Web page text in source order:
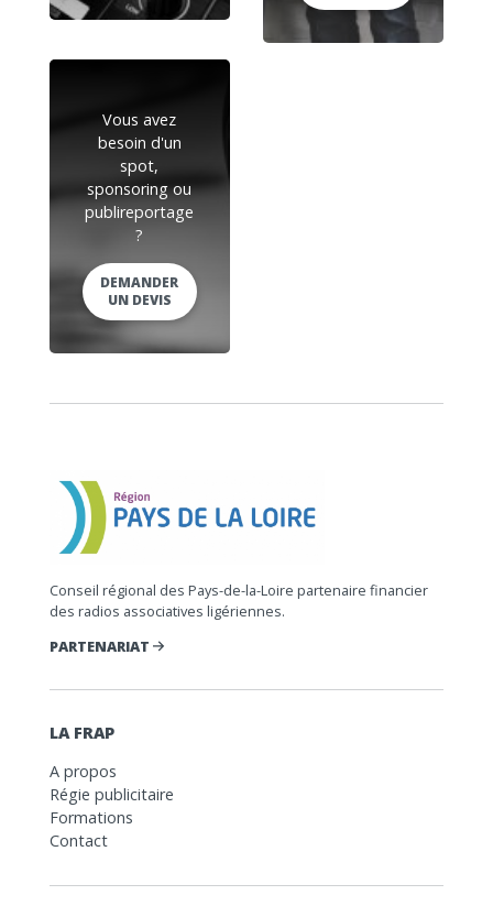
Vous avez
besoin d'un
spot,
sponsoring ou
publireportage
?
DEMANDER
UN DEVIS
Conseil régional des Pays-de-la-Loire partenaire financier
des radios associatives ligériennes.
PARTENARIAT
LA FRAP
A propos
Régie publicitaire
Formations
Contact